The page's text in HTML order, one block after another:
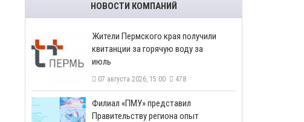
НОВОСТИ КОМПАНИЙ
​Жители Пермского края получили
квитанции за горячую воду за
июль
07 августа 2026, 15:00 478
​Филиал «ПМУ» представил
Правительству региона опыт